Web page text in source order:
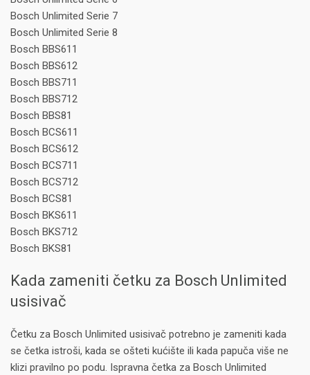
Bosch Unlimited Serie 7
Bosch Unlimited Serie 8
Bosch BBS611
Bosch BBS612
Bosch BBS711
Bosch BBS712
Bosch BBS81
Bosch BCS611
Bosch BCS612
Bosch BCS711
Bosch BCS712
Bosch BCS81
Bosch BKS611
Bosch BKS712
Bosch BKS81
Kada zameniti četku za Bosch Unlimited
usisivač
Četku za Bosch Unlimited usisivač potrebno je zameniti kada
se četka istroši, kada se ošteti kućište ili kada papuča više ne
klizi pravilno po podu. Ispravna četka za Bosch Unlimited